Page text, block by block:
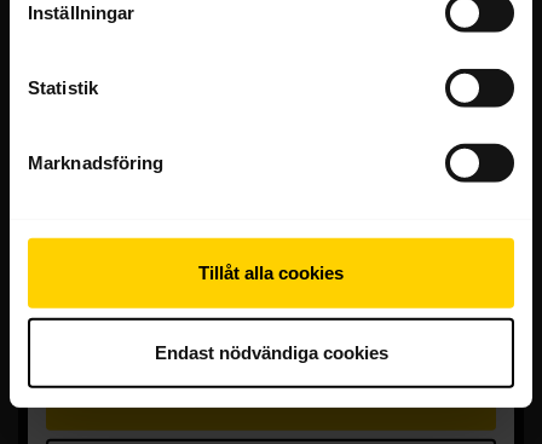
Inställningar
Statistik
Marknadsföring
Tillåt alla cookies
Endast nödvändiga cookies